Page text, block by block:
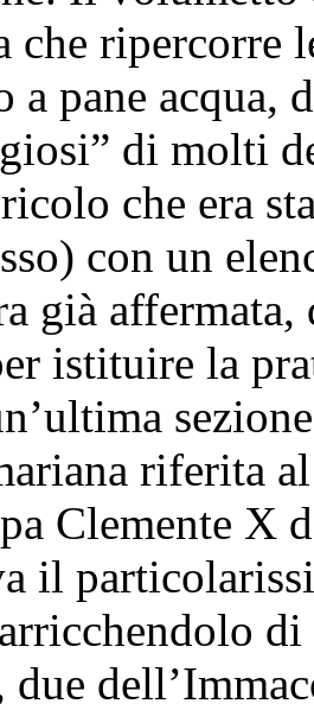
che ripercorre
a pane acqua,
di molti
che era
con un
già affermata,
istituire la
riferita
Clemente X
il